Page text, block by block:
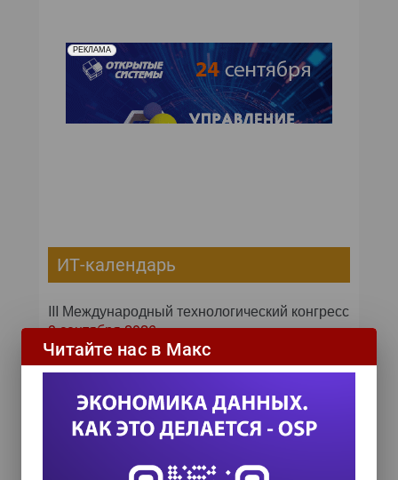
РЕКЛАМА
ИТ-календарь
III Международный технологический конгресс
8 сентября 2026
Форум ProcessTech
Управление данными 2026
24 сентября 2026
Читайте нас в Макс